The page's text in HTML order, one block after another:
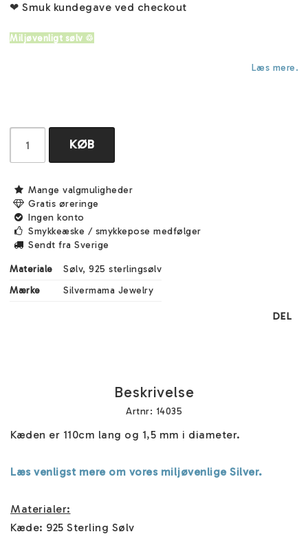
❤ Smuk kundegave ved checkout
Miljøvenligt sølv ♲
Læs mere.
KØB
Mange valgmuligheder
Gratis øreringe
Ingen konto
Smykkeæske / smykkepose medfølger
Sendt fra Sverige
Materiale
Sølv, 925 sterlingsølv
Mærke
Silvermama Jewelry
DEL
Beskrivelse
Artnr: 14035
Kæden er 110cm lang og 1,5 mm i diameter.
Læs venligst mere om vores miljøvenlige Silver.
Materialer:
Kæde: 925 Sterling Sølv